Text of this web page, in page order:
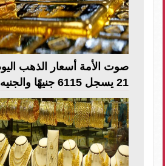
صوت الأمة أسعار الذهب
21 يسجل 6115 جنيهًا والجنيه ا...